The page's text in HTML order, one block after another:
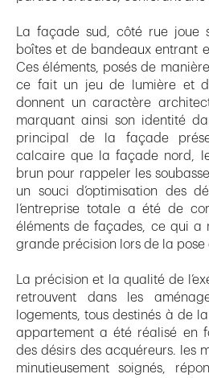
La façade sud, côté rue joue
boîtes et de bandeaux entrant
Ces éléments, posés de
ce fait un jeu de lumière et
donnent un caractère
marquant ainsi son identité
principal de la façade
calcaire que la façade nord,
brun pour rappeler les
un souci d’optimisation des
l’entreprise totale a été de
éléments de façades, ce qui a
grande précision lors de la pose
La précision et la qualité de
retrouvent dans les
logements, tous destinés à de
appartement a été réalisé en
des désirs des acquéreurs. les
minutieusement soignés,